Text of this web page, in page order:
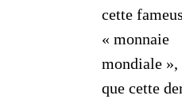
cette
« monnaie
mondiale »,
que cette